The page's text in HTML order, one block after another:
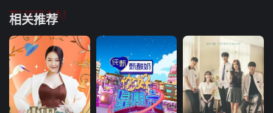
相关推荐
TUIJIAN